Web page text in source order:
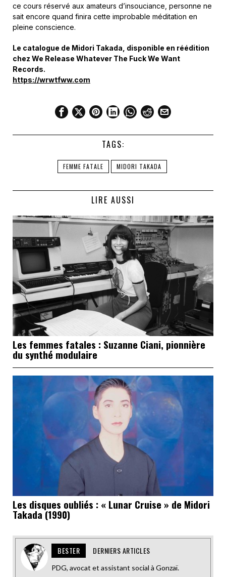
ce cours réservé aux amateurs d’insouciance, personne ne
sait encore quand finira cette improbable méditation en
pleine conscience.
Le catalogue de Midori Takada, disponible en réédition
chez We Release Whatever The Fuck We Want
Records.
https://wrwtfww.com
TAGS:
FEMME FATALE MIDORI TAKADA
LIRE AUSSI
Les femmes fatales : Suzanne Ciani, pionnière
du synthé modulaire
Les disques oubliés : « Lunar Cruise » de Midori
Takada (1990)
BESTER DERNIERS ARTICLES
PDG, avocat et assistant social à Gonzaï.